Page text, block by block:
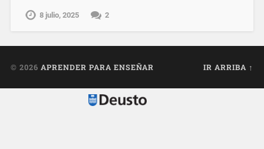
8 julio, 2025 2
© 2026 APRENDER PARA ENSEÑAR IR ARRIBA ↑